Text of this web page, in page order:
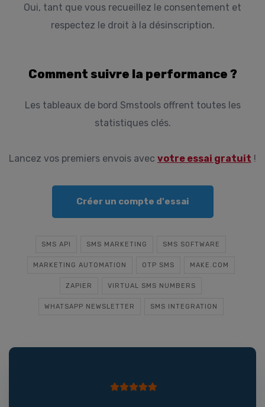
Oui, tant que vous recueillez le consentement et
respectez le droit à la désinscription.
Comment suivre la performance ?
Les tableaux de bord Smstools offrent toutes les
statistiques clés.
Lancez vos premiers envois avec votre essai gratuit !
Créer un compte d'essai
SMS API SMS MARKETING SMS SOFTWARE
MARKETING AUTOMATION OTP SMS MAKE.COM
ZAPIER VIRTUAL SMS NUMBERS
WHATSAPP NEWSLETTER SMS INTEGRATION